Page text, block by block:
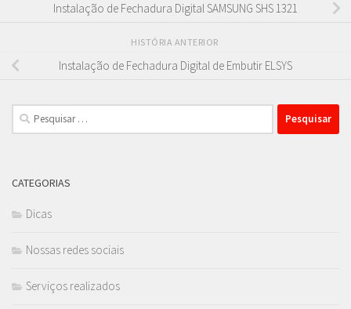
Instalação de Fechadura Digital SAMSUNG SHS 1321
HISTÓRIA ANTERIOR
Instalação de Fechadura Digital de Embutir ELSYS
Pesquisar
por:
CATEGORIAS
Dicas
Nossas redes sociais
Serviços realizados